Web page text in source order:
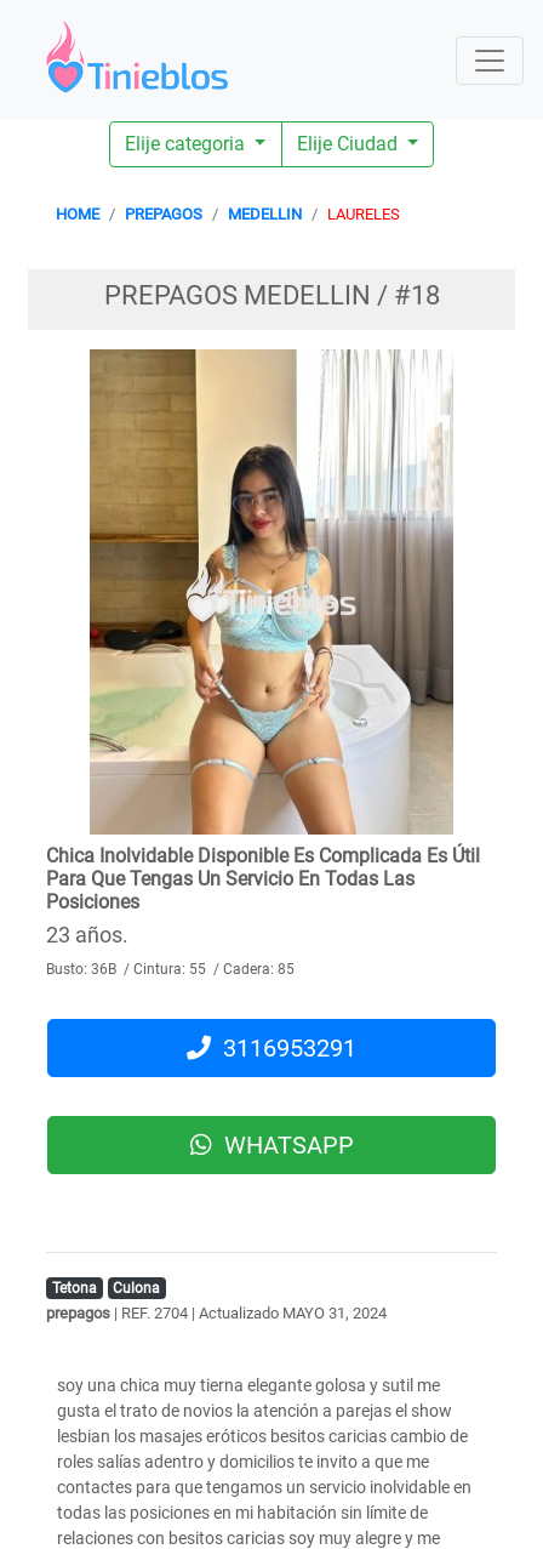
Elije categoria Elije Ciudad
HOME PREPAGOS MEDELLIN LAURELES
PREPAGOS MEDELLIN / #18
Chica Inolvidable Disponible Es Complicada Es Útil
Para Que Tengas Un Servicio En Todas Las
Posiciones
23 años.
Busto: 36B / Cintura: 55 / Cadera: 85
3116953291
WHATSAPP
Tetona Culona
prepagos | REF. 2704 | Actualizado MAYO 31, 2024
soy una chica muy tierna elegante golosa y sutil me
gusta el trato de novios la atención a parejas el show
lesbian los masajes eróticos besitos caricias cambio de
roles salías adentro y domicilios te invito a que me
contactes para que tengamos un servicio inolvidable en
todas las posiciones en mi habitación sin límite de
relaciones con besitos caricias soy muy alegre y me